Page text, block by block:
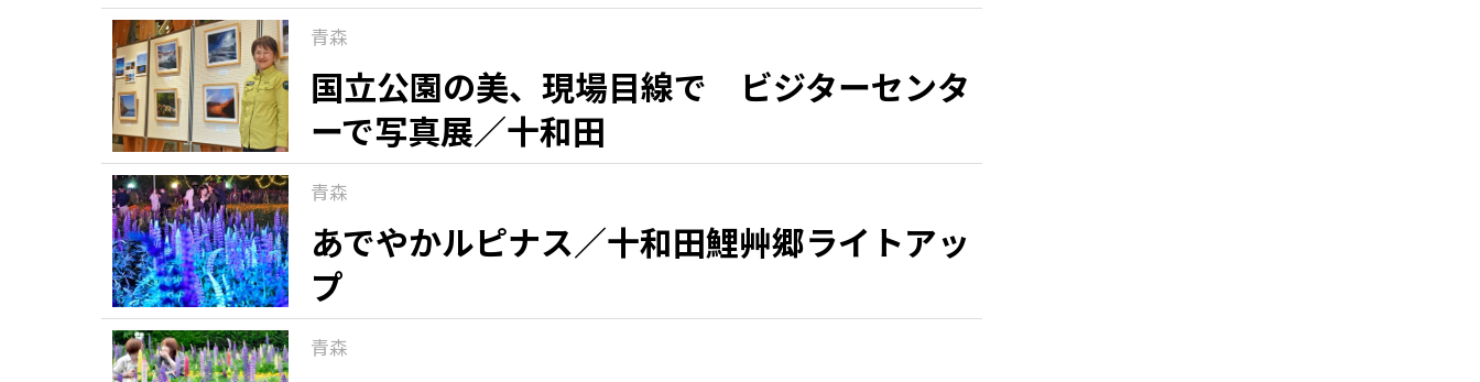
青森
国立公園の美、現場目線で ビジターセンタ
ーで写真展／十和田
青森
あでやかルピナス／十和田鯉艸郷ライトアッ
プ
青森